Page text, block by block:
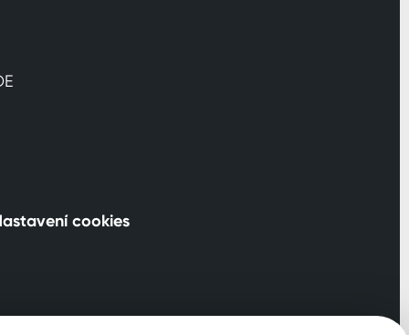
cookies